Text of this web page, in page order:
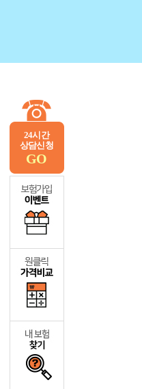
24시간
상담신청
GO